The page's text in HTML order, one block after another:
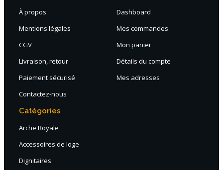
À propos
Mentions légales
CGV
Livraison, retour
Paiement sécurisé
Contactez-nous
Dashboard
Mes commandes
Mon panier
Détails du compte
Mes adresses
Catégories
Arche Royale
Accessoires de loge
Dignitaires